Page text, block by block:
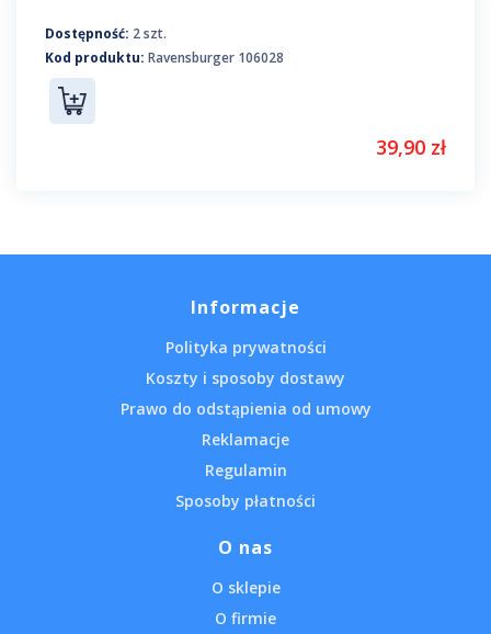
Dostępność: 2 szt.
Kod produktu: Ravensburger 106028
39,90 zł
Informacje
Polityka prywatności
Koszty i sposoby dostawy
Prawo do odstąpienia od umowy
Reklamacje
Regulamin
Sposoby płatności
O nas
O sklepie
O firmie